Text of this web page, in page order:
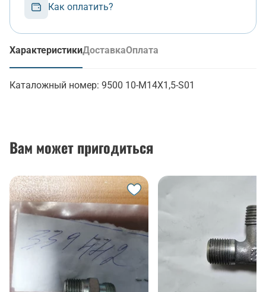
Как оплатить?
Характеристики
(активная вкладка)
ДоставкаОплата
Каталожный номер: 9500 10-М14Х1,5-S01
Вам может пригодиться